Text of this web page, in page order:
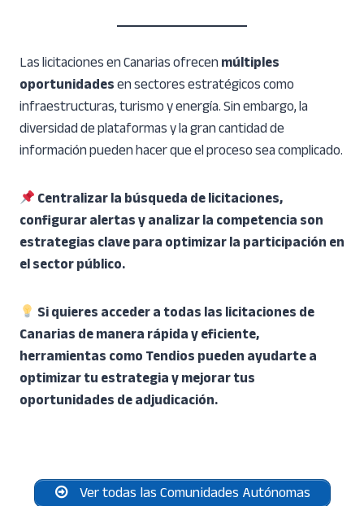
Las licitaciones en Canarias ofrecenmúltiples
oportunidadesen sectores estratégicos como
infraestructuras, turismo y energía. Sin embargo, la
diversidad de plataformas y la gran cantidad de
información pueden hacer que el proceso sea complicado.
Centralizar la búsqueda de licitaciones,
configurar alertas y analizar la competencia son
estrategias clave para optimizar la participación en
el sector público.
Si quieres acceder a todas las licitaciones de
Canarias de manera rápida y eficiente,
herramientas como Tendios pueden ayudarte a
optimizar tu estrategia y mejorar tus
oportunidades de adjudicación.
Ver todas las Comunidades Autónomas